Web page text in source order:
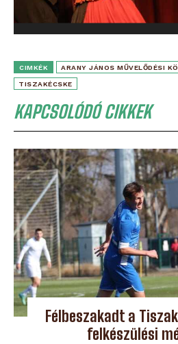
CIMKÉK ARANY JÁNOS MŰVELŐDÉSI
TISZAKÉCSKE
KAPCSOLÓDÓ CIKKEK
Félbeszakadt a
felkészülési